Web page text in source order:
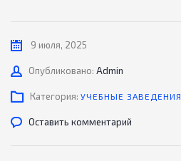
9 июля, 2025
Опубликовано: Автор
Admin
Категория: УЧЕБНЫЕ ЗАВЕДЕНИЯ
Оставить комментарий